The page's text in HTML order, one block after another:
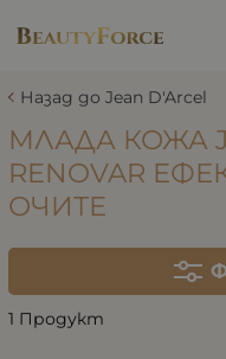
Назад до Jean D'Arcel
МЛАДА КОЖА
RENOVAR
ОЧИТЕ
1 Продукт